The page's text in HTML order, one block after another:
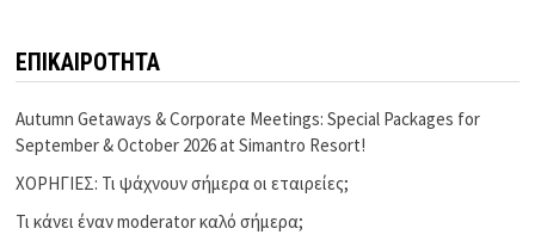
ΕΠΙΚΑΙΡΟΤΗΤΑ
Autumn Getaways & Corporate Meetings: Special Packages for
September & October 2026 at Simantro Resort!
ΧΟΡΗΓΙΕΣ: Τι ψάχνουν σήμερα οι εταιρείες;
Τι κάνει έναν moderator καλό σήμερα;